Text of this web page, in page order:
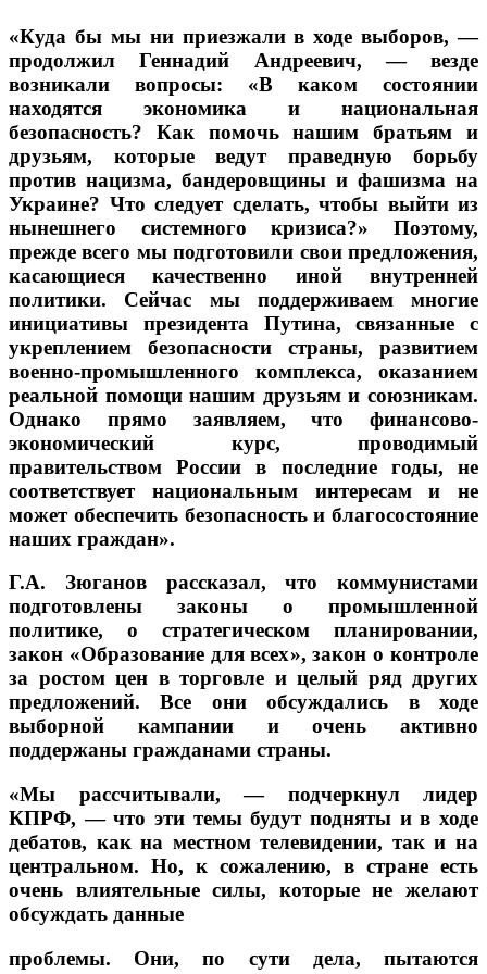
«Куда бы мы ни приезжали в ходе выборов, —
продолжил Геннадий Андреевич, — везде
возникали вопросы: «В каком состоянии
находятся экономика и национальная
безопасность? Как помочь нашим братьям и
друзьям, которые ведут праведную борьбу
против нацизма, бандеровщины и фашизма на
Украине? Что следует сделать, чтобы выйти из
нынешнего системного кризиса?» Поэтому,
прежде всего мы подготовили свои предложения,
касающиеся качественно иной внутренней
политики. Сейчас мы поддерживаем многие
инициативы президента Путина, связанные с
укреплением безопасности страны, развитием
военно-промышленного комплекса, оказанием
реальной помощи нашим друзьям и союзникам.
Однако прямо заявляем, что финансово-
экономический курс, проводимый
правительством России в последние годы, не
соответствует национальным интересам и не
может обеспечить безопасность и благосостояние
наших граждан».
Г.А. Зюганов рассказал, что коммунистами
подготовлены законы о промышленной
политике, о стратегическом планировании,
закон «Образование для всех», закон о контроле
за ростом цен в торговле и целый ряд других
предложений. Все они обсуждались в ходе
выборной кампании и очень активно
поддержаны гражданами страны.
«Мы рассчитывали, — подчеркнул лидер
КПРФ, — что эти темы будут подняты и в ходе
дебатов, как на местном телевидении, так и на
центральном. Но, к сожалению, в стране есть
очень влиятельные силы, которые не желают
обсуждать данные
проблемы. Они, по сути дела, пытаются